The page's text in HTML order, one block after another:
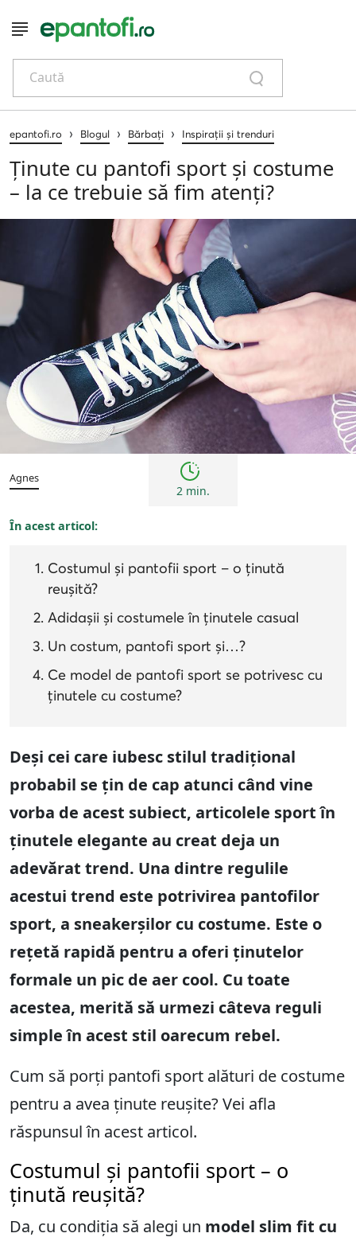
Caută
epantofi.ro › Blogul › Bărbați › Inspirații și trenduri
Ținute cu pantofi sport și costume
– la ce trebuie să fim atenți?
Bărbați Inspirații și trenduri
Agnes
2 min.
În acest articol:
Costumul și pantofii sport – o ținută
reușită?
Adidașii și costumele în ținutele casual
Un costum, pantofi sport și…?
Ce model de pantofi sport se potrivesc cu
ținutele cu costume?
Deși cei care iubesc stilul tradițional
probabil se țin de cap atunci când vine
vorba de acest subiect, articolele sport în
ținutele elegante au creat deja un
adevărat trend. Una dintre regulile
acestui trend este potrivirea pantofilor
sport, a sneakerșilor cu costume. Este o
rețetă rapidă pentru a oferi ținutelor
formale un pic de aer cool. Cu toate
acestea, merită să urmezi câteva reguli
simple în acest stil oarecum rebel.
Cum să porți pantofi sport alături de costume
pentru a avea ținute reușite? Vei afla
răspunsul în acest articol.
Costumul și pantofii sport – o
ținută reușită?
Da, cu condiția să alegi un model slim fit cu